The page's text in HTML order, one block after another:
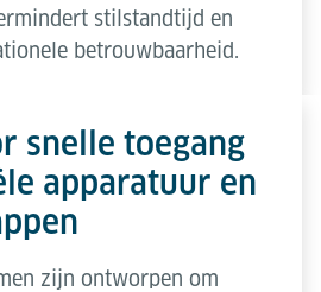
stilstandtijd en
betrouwbaarheid.
snelle toegang
apparatuur en
zijn ontworpen om